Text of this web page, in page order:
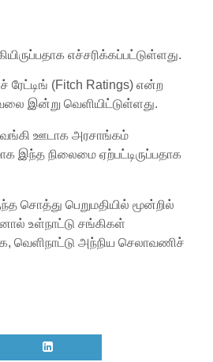
எச்சரிக்கப்பட்டுள்ளது.
ரேட்டிங் (Fitch Ratings) என்ற
இன்று வெளியிட்டுள்ளது.
ஊடாக அரசாங்கம்
இந்த நிலைமை ஏற்பட்டிருப்பதாக
சொத்து பெறுமதியில் மூன்றில்
உள்நாட்டு சங்கிகள்
அந்நிய செலாவணிச்